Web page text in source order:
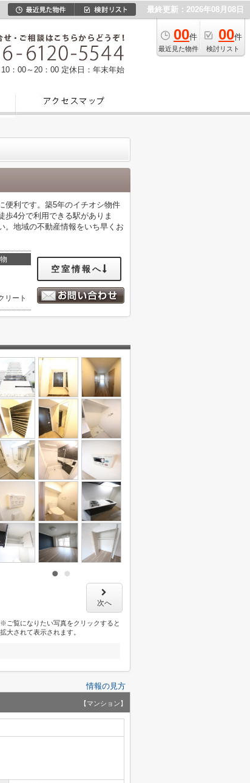
最終更新：2026年08月08日
00件
最近見た物件
00件
検討リスト
：00～20：00 定休日：年末年始
便利です。築5年のイチオシ物件
歩4分で利用できる駅がありま
。地域の不動産情報をいち早くお
リート
空室情報へ
次へ
※ご覧になりたい写真をクリックすると
拡大されて表示されます。
情報の見方
【マンション】